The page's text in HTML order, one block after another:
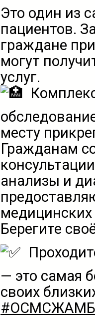
Это один из
пациентов.
граждане
могут
услуг.
месту
Гражданам
анализы и
Берегите
— это самая
своих